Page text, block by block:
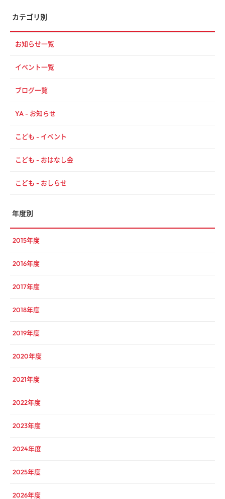
カテゴリ別
お知らせ一覧
イベント一覧
ブログ一覧
YA - お知らせ
こども - イベント
こども - おはなし会
こども - おしらせ
年度別
2015年度
2016年度
2017年度
2018年度
2019年度
2020年度
2021年度
2022年度
2023年度
2024年度
2025年度
2026年度